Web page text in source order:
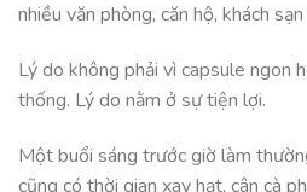
nhiều văn phòng, căn hộ, khách
Lý do không phải vì capsule ngon
thống. Lý do nằm ở sự tiện lợi.
Một buổi sáng trước giờ làm
cũng có thời gian xay hạt, cân cà